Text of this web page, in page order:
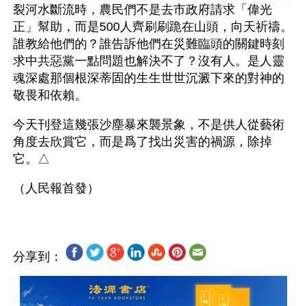
裂河水斷流時，農民們不是去市政府請求「偉光
正」幫助，而是500人齊刷刷跪在山頭，向天祈禱。
誰教給他們的？誰告訴他們在災難臨頭的關鍵時刻
求中共惡黨一點問題也解決不了？沒有人。是人靈
魂深處那個根深蒂固的生生世世沉澱下來的對神的
敬畏和依賴。
今天刊登這幾張沙塵暴來襲景象，不是供人從藝術
角度去欣賞它，而是爲了找出災害的禍源，除掉
它。△
分享到：